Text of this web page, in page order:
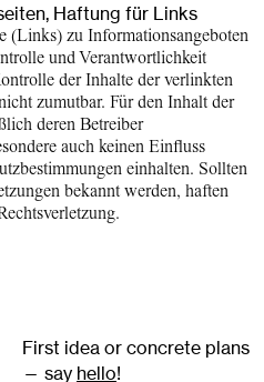
Haftung für Links
(Links) zu Informationsangeboten
und Verantwortlichkeit
der Inhalte der verlinkten
zumutbar. Für den Inhalt der
deren Betreiber
auch keinen Einfluss
einhalten. Sollten
bekannt werden, haften
First idea or concrete plans
— say hello!